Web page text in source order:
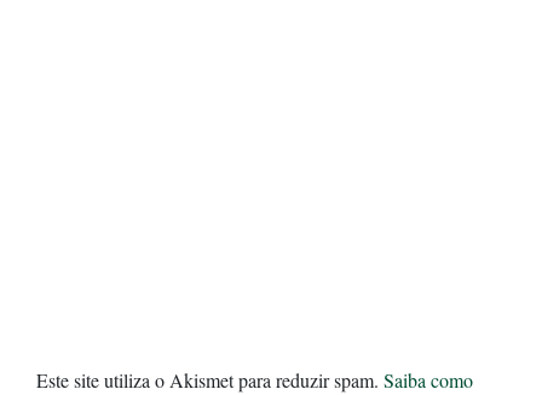
Este site utiliza o Akismet para reduzir spam. Saiba como